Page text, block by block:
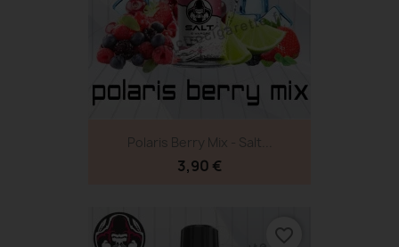
Polaris Berry Mix - Salt...
3,90 €
favorite_border